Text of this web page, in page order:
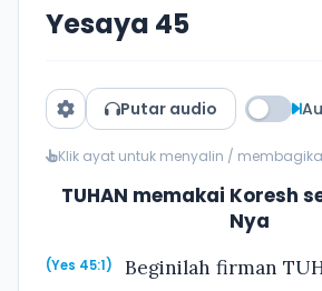
Yesaya 45
Putar audio
Klik ayat untuk menyalin /
TUHAN memakai Koresh
Nya
(Yes 45:1)
Beginilah firman